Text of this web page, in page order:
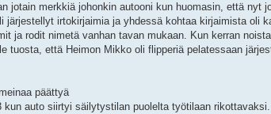
jotain merkkiä johonkin autooni kun huomasin, että
järjestellyt irtokirjaimia ja yhdessä kohtaa kirjaimista oli
ja rodit nimetä vanhan tavan mukaan. Kun kerran
tuosta, että Heimon Mikko oli flipperiä pelatessaan
päättyä
kun auto siirtyi säilytystilan puolelta työtilaan